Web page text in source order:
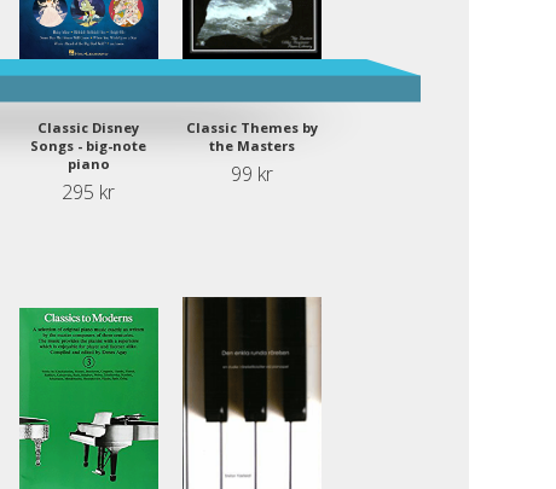
Classic Disney
Songs - big-note
piano
295 kr
Classic Themes by
the Masters
99 kr